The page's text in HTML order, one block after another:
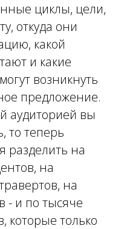
циклы, цели,
откуда они
какой
и какие
возникнуть
предложение.
аудиторией вы
то теперь
разделить на
на
на
- и по тысяче
которые только